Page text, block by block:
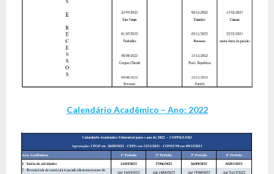
Calendário Acadêmico – Ano: 2022